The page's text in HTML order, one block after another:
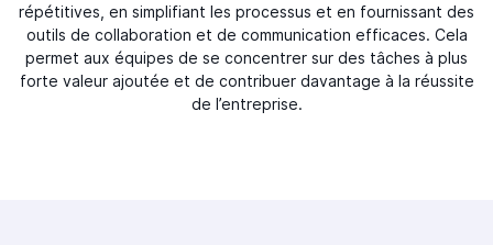
répétitives, en simplifiant les processus et en fournissant des
outils de collaboration et de communication efficaces. Cela
permet aux équipes de se concentrer sur des tâches à plus
forte valeur ajoutée et de contribuer davantage à la réussite
de l’entreprise.